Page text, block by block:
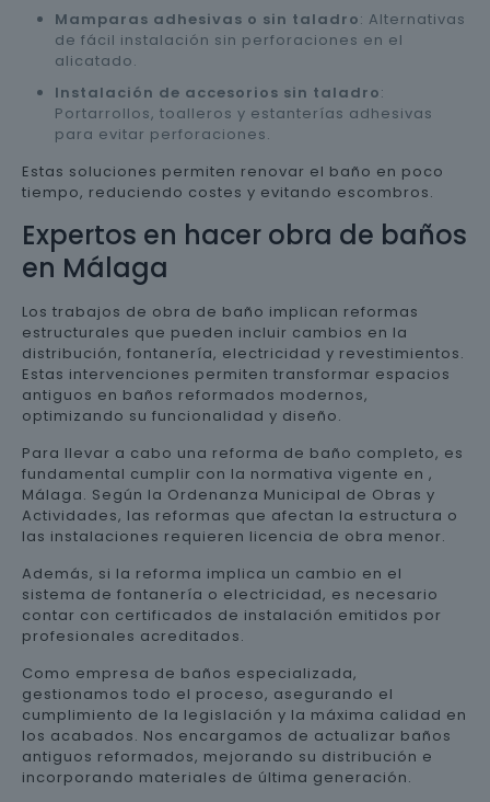
Mamparas adhesivas o sin taladro: Alternativas
de fácil instalación sin perforaciones en el
alicatado.
Instalación de accesorios sin taladro:
Portarrollos, toalleros y estanterías adhesivas
para evitar perforaciones.
Estas soluciones permiten renovar el baño en poco
tiempo, reduciendo costes y evitando escombros.
Expertos en hacer obra de baños
en Málaga
Los trabajos de obra de baño implican reformas
estructurales que pueden incluir cambios en la
distribución, fontanería, electricidad y revestimientos.
Estas intervenciones permiten transformar espacios
antiguos en baños reformados modernos,
optimizando su funcionalidad y diseño.
Para llevar a cabo una reforma de baño completo, es
fundamental cumplir con la normativa vigente en ,
Málaga. Según la Ordenanza Municipal de Obras y
Actividades, las reformas que afectan la estructura o
las instalaciones requieren licencia de obra menor.
Además, si la reforma implica un cambio en el
sistema de fontanería o electricidad, es necesario
contar con certificados de instalación emitidos por
profesionales acreditados.
Como empresa de baños especializada,
gestionamos todo el proceso, asegurando el
cumplimiento de la legislación y la máxima calidad en
los acabados. Nos encargamos de actualizar baños
antiguos reformados, mejorando su distribución e
incorporando materiales de última generación.